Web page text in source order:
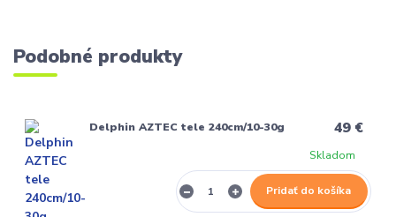
Podobné produkty
Delphin AZTEC tele 240cm/10-30g 49 €
Skladom
Pridať do košíka